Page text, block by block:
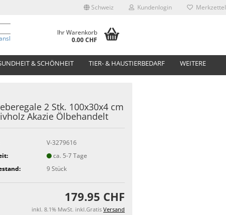
Schweiz Kundenlogin Merkzettel
Ihr Warenkorb
0.00 CHF
& SCHÖNHEIT TIER- & HAUSTIERBEDARF WEITERE
2 Stk. 100x30x4 cm
Akazie Ölbehandelt
V-3279616
ca. 5-7 Tage
9Stück
179.95 CHF
inkl. 8.1% MwSt. inkl.Gratis Versand